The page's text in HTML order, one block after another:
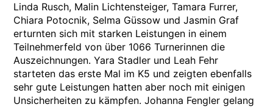
Linda Rusch, Malin Lichtensteiger, Tamara Furrer,
Chiara Potocnik, Selma Güssow und Jasmin Graf
erturnten sich mit starken Leistungen in einem
Teilnehmerfeld von über 1066 Turnerinnen die
Auszeichnungen. Yara Stadler und Leah Fehr
starteten das erste Mal im K5 und zeigten ebenfalls
sehr gute Leistungen hatten aber noch mit einigen
Unsicherheiten zu kämpfen. Johanna Fengler gelang